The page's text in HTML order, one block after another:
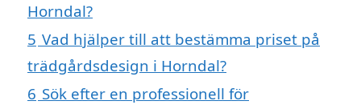
Horndal?
5 Vad hjälper till att bestämma priset på
trädgårdsdesign i Horndal?
6 Sök efter en professionell för